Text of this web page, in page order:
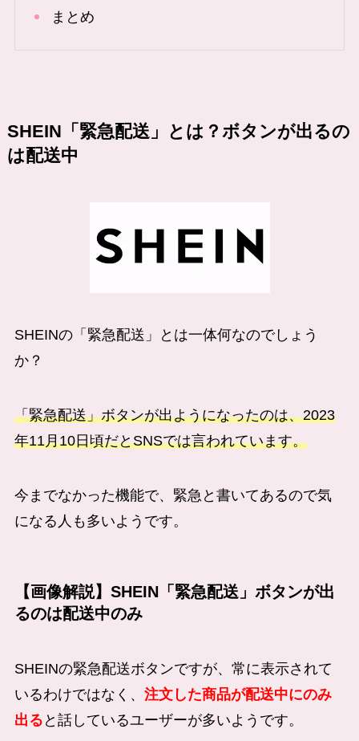
まとめ
SHEIN「緊急配送」とは？ボタンが出るの
は配送中
SHEINの「緊急配送」とは一体何なのでしょう
か？
「緊急配送」ボタンが出ようになったのは、2023
年11月10日頃だとSNSでは言われています。
今までなかった機能で、緊急と書いてあるので気
になる人も多いようです。
【画像解説】SHEIN「緊急配送」ボタンが出
るのは配送中のみ
SHEINの緊急配送ボタンですが、常に表示されて
いるわけではなく、 注文した商品が配送中にのみ
出る と話しているユーザーが多いようです。